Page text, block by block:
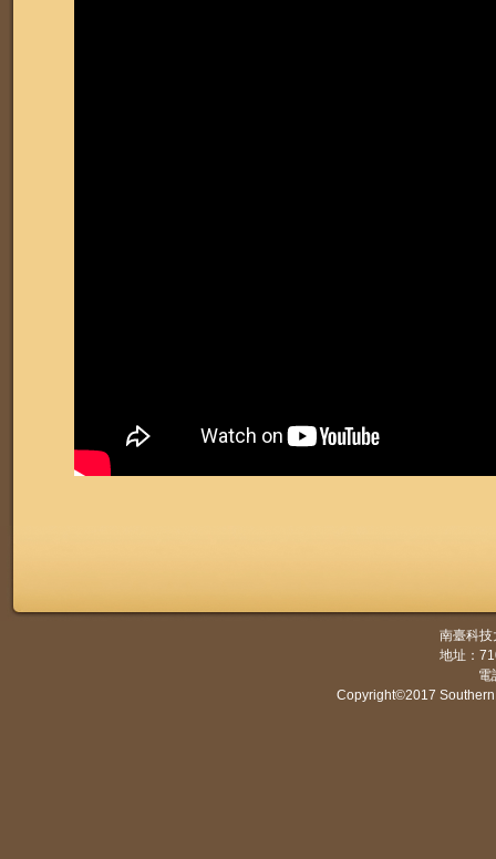
南臺科
地址：
電
Copyright©2017